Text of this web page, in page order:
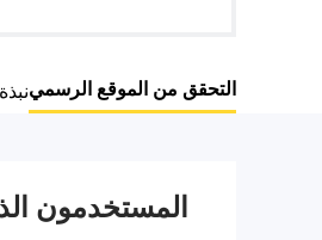
7
8
9
التحقق من الموقع الرسمي
المستخدمون